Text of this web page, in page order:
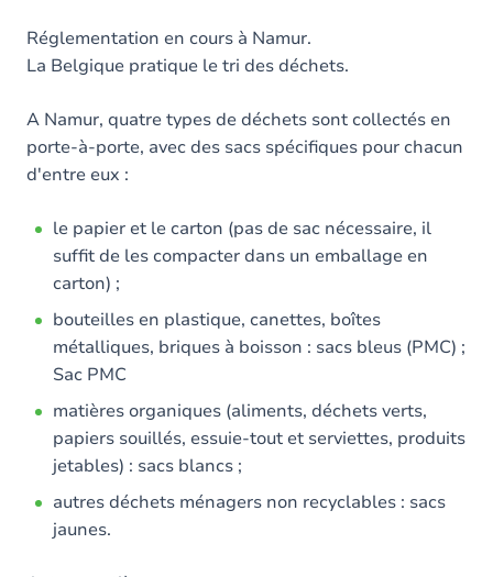
Réglementation en cours à Namur.
La Belgique pratique le tri des déchets.
A Namur, quatre types de déchets sont collectés en
porte-à-porte, avec des sacs spécifiques pour chacun
d'entre eux :
le papier et le carton (pas de sac nécessaire, il
suffit de les compacter dans un emballage en
carton) ;
bouteilles en plastique, canettes, boîtes
métalliques, briques à boisson : sacs bleus (PMC) ;
Sac PMC
matières organiques (aliments, déchets verts,
papiers souillés, essuie-tout et serviettes, produits
jetables) : sacs blancs ;
autres déchets ménagers non recyclables : sacs
jaunes.